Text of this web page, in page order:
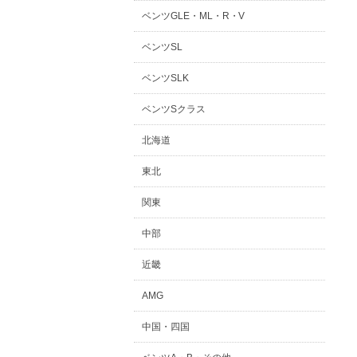
ベンツGLE・ML・R・V
ベンツSL
ベンツSLK
ベンツSクラス
北海道
東北
関東
中部
近畿
AMG
中国・四国